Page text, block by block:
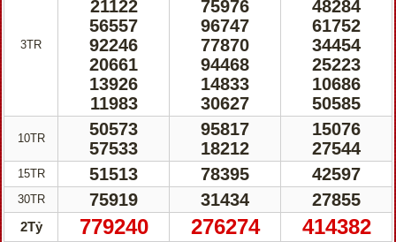
3TR
10TR
15TR
30TR
2Tỷ
21122
56557
92246
20661
13926
11983
50573
57533
51513
75919
779240
75976
96747
77870
94468
14833
30627
95817
18212
78395
31434
276274
48284
61752
34454
25223
10686
50585
15076
27544
42597
27855
414382